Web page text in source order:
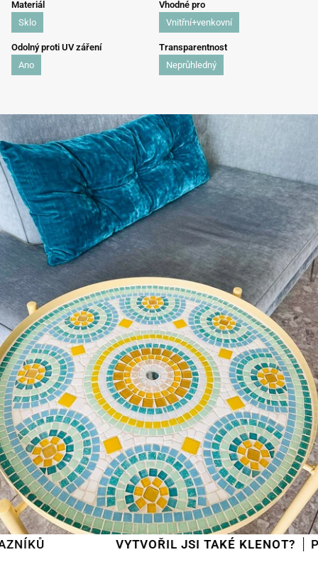
Materiál
Sklo
Vhodné pro
Vnitřní+venkovní
Odolný proti UV záření
Ano
Transparentnost
Neprůhledný
VYTVOŘIL JSI TAKÉ KLENOT? POŠLI